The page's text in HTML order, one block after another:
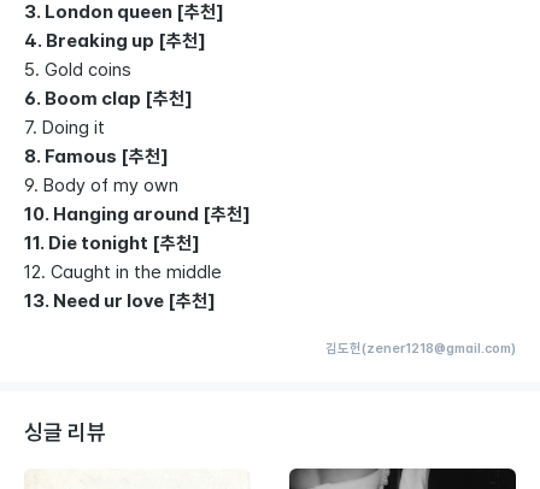
3. London queen [추천]
4. Breaking up [추천]
5. Gold coins
6. Boom clap [추천]
7. Doing it
8. Famous [추천]
9. Body of my own
10. Hanging around [추천]
11. Die tonight [추천]
12. Caught in the middle
13. Need ur love [추천]
김도헌(zener1218@gmail.com)
싱글 리뷰